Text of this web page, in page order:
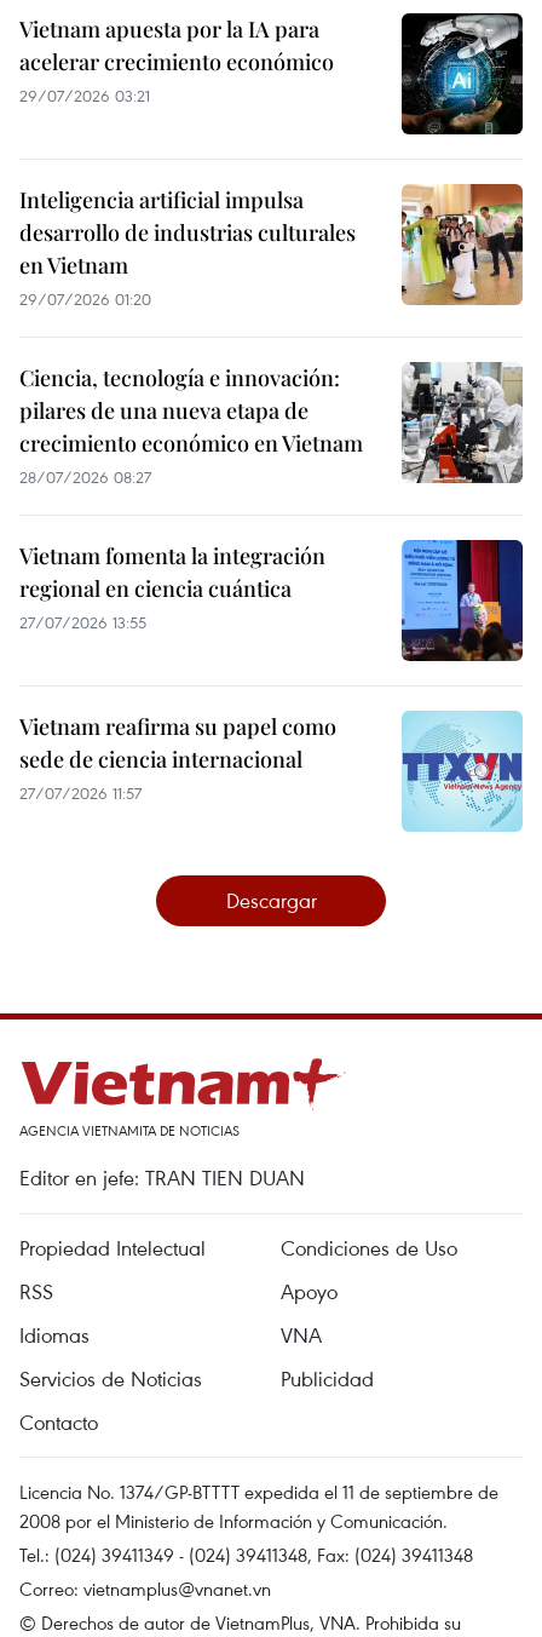
Vietnam apuesta por la IA para
acelerar crecimiento económico
29/07/2026 03:21
Inteligencia artificial impulsa
desarrollo de industrias culturales
en Vietnam
29/07/2026 01:20
Ciencia, tecnología e innovación:
pilares de una nueva etapa de
crecimiento económico en Vietnam
28/07/2026 08:27
Vietnam fomenta la integración
regional en ciencia cuántica
27/07/2026 13:55
Vietnam reafirma su papel como
sede de ciencia internacional
27/07/2026 11:57
Descargar
AGENCIA VIETNAMITA DE NOTICIAS
Editor en jefe: TRAN TIEN DUAN
Propiedad Intelectual
Condiciones de Uso
RSS
Apoyo
Idiomas
VNA
Servicios de Noticias
Publicidad
Contacto
Licencia No. 1374/GP-BTTTT expedida el 11 de septiembre de
2008 por el Ministerio de Información y Comunicación.
Tel.: (024) 39411349 - (024) 39411348, Fax: (024) 39411348
Correo: vietnamplus@vnanet.vn
© Derechos de autor de VietnamPlus, VNA. Prohibida su